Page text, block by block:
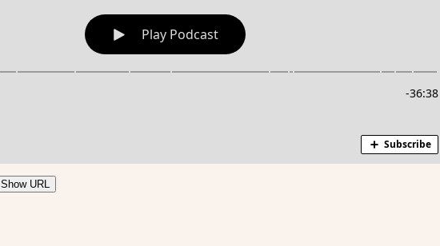
Show URL